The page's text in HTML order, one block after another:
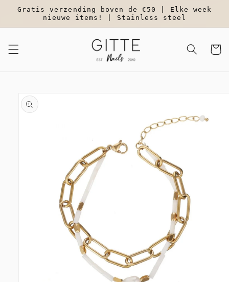
naar de
content
Gratis verzending boven de €50 | Elke week
nieuwe items! | Stainless steel
direct naar